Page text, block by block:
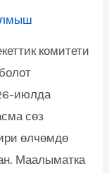
комитети
июлда
сөз
өлчөмдө
Маалыматка